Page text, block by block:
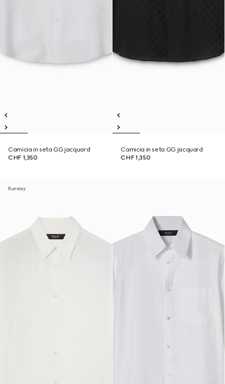
Camicia in seta GG jacquard
CHF 1,350
Camicia in seta GG jacquard
CHF 1,350
Runway